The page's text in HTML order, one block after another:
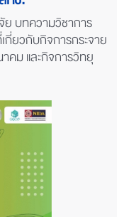
ทช.
ย บทความวิชาการ
กี่ยวกับกิจการกระจาย
าคม และกิจการวิทยุ